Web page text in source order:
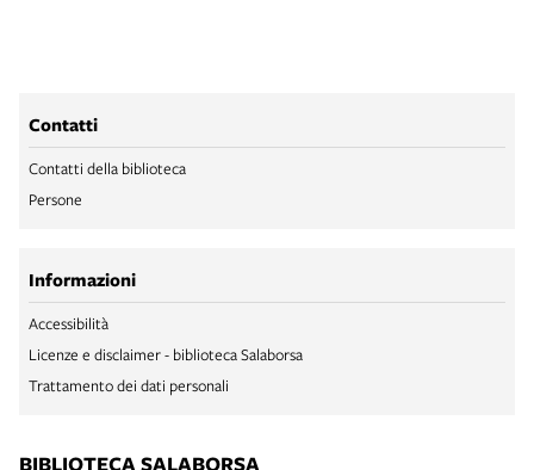
Contatti
Contatti della biblioteca
Persone
Informazioni
Accessibilità
Licenze e disclaimer - biblioteca Salaborsa
Trattamento dei dati personali
BIBLIOTECA SALABORSA